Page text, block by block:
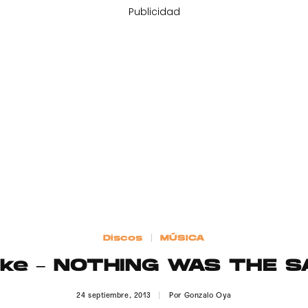
Publicidad
Discos MÚSICA
– NOTHING WAS THE
24 septiembre, 2013 Por Gonzalo Oya